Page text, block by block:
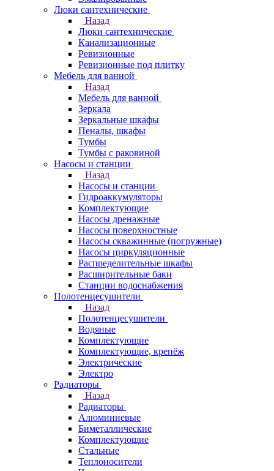
Люки сантехнические
Назад
Люки сантехнические
Канализационные
Ревизионные
Ревизионные под плитку
Мебель для ванной
Назад
Мебель для ванной
Зеркала
Зеркальные шкафы
Пеналы, шкафы
Тумбы
Тумбы с раковиной
Насосы и станции
Назад
Насосы и станции
Гидроаккумуляторы
Комплектующие
Насосы дренажные
Насосы поверхностные
Насосы скважинные (погружные)
Насосы циркуляционные
Распределительные шкафы
Расширительные баки
Станции водоснабжения
Полотенцесушители
Назад
Полотенцесушители
Водяные
Комплектующие
Комплектующие, крепёж
Электрические
Электро
Радиаторы
Назад
Радиаторы
Алюминиевые
Биметаллические
Комплектующие
Стальные
Теплоносители